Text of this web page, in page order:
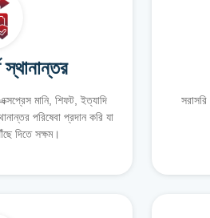
স্থানান্তর
মানি, শিফট, ইত্যাদি
পরিষেবা প্রদান করি যা
দিতে সক্ষম।
সরাসরি